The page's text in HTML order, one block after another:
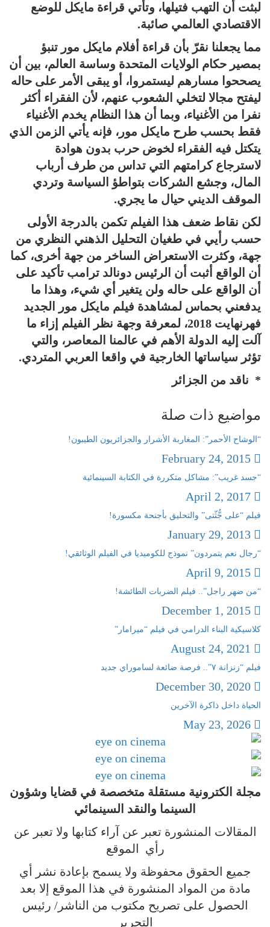
لبثت أن التهب فتيلها، وتأتي قراءة مايكل للوضع
الاقتصادي العالمي صائبة.
مما يجعلنا نقرّ بأن قراءة أفلام مايكل مور تنبؤ
بمصير حكام الولايات المتحدة وساسة العالم، بين أن
يصححوا مسارهم ليستمروا، أو يبقى الأمر على حاله
ليفتح مجالا لتخلي الشعوب عنهم، لأن الفقراء أكثر
نفرا من الأغنياء، وبما أن هذا النظام يخدم الأغنياء
فقط بحسب طرح مايكل مور، فإنه يأتي الزمن الذي
يتكتل فيه الفقراء لخوض حرب بدون هوادة
لاسترجاع كرامتهم التي تداس من طرف أرباب
المال، وجشع الشركات بتواطؤ السياسة وتردي
الموقف الديني حيال ما يجري.
لكن نقاط ضعف هذا الفيلم تكمن بالدرجة الأولى
حسب رأيي في طغيان التحليل الذهني النظري من
جهة، وكثرت الاستعراض الساخر من جهة أخرى، كما
أن الواقع أثبت أن الرئيس دونالد ترامب تأكيد على
أن الواقع على حاله ولن يتغير أي شيء، وهذا ما
يدفعني بحماس لمشاهدة فيلم مايكل مور الجديد
فهرنهايت 2018، لمعرفة وجهة نظر الفيلم إزاء ما
آلت إليه الدولة الأهم في عالمنا المعاصر، والتي
تؤثر سياساتها الخارجية في واقعا العربي المتردي.
* ناقد من الجزائر
مواضيع ذات صلة
“الوشاح الأحمر”: المغاربة الأشرار والجزائريون الطيبون!
“جسد غريب”: مشاكل متكررة في الكتابة السينمائية
فيلم “على جُّثّتى” والتحليق بأجنحة مكسورة!
“رجال نعم يتمردون” نموذج للكوميديا في الفيلم الوثائقي!
“من ضهر راجل”.. فيلم الضربات الطائشة!
كلاسيكية البناء الدرامي في فيلم “ميرامار”
فيلم “زنزانة ٧”.. فرصة ضائعة لساموراي جديد
الحياة داخل ذاكرة الآخرين
مجلة الكترونية مستقلة متخصصة في قضايا وشؤون
السينما والنقد السينمائي
المقالات المنشورة تعبر عن آراء كتابها ولا تعبر عن
رأي الموقع
جميع الحقوق محفوظة ولا يسمح بإعادة نشر أي
مادة من المواد المنشورة في هذا الموقع إلا بعد
الحصول على تصريح مكتوب من الناشر/ رئيس
التحرير